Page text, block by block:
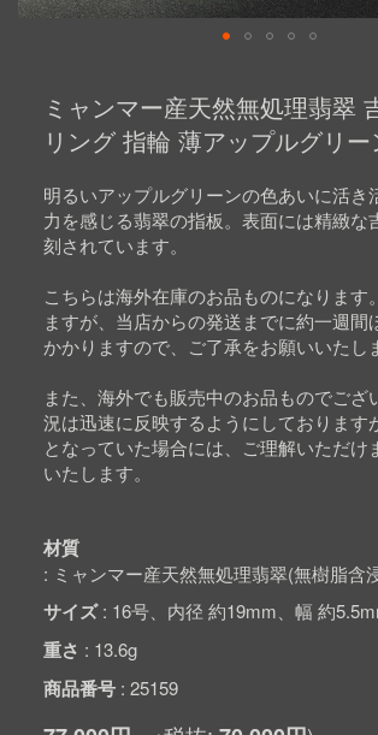
beginning
images
gallery
ミャンマー産天然無処理翡翠
リング 指輪 薄アップルグリ
明るいアップルグリーンの色あいに活き
力を感じる翡翠の指板。表面には精緻な
刻されています。
こちらは海外在庫のお品ものになります
ますが、当店からの発送までに約一週間
かかりますので、ご了承をお願いいたし
また、海外でも販売中のお品ものでござ
況は迅速に反映するようにしております
となっていた場合には、ご理解いただけ
いたします。
材質
ミャンマー産天然無処理翡翠(無樹脂含
サイズ 16号、内径 約19mm、幅 約
重さ 13.6g
商品番号 25159